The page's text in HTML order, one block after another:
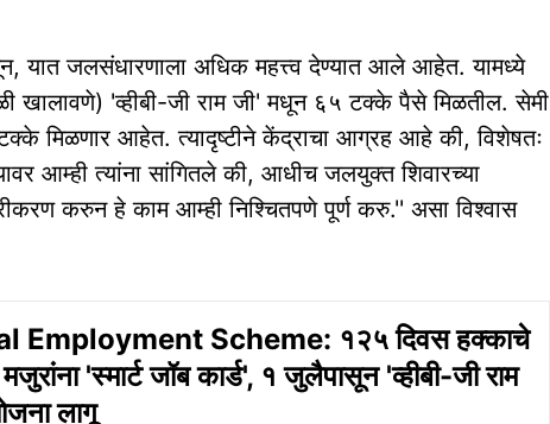
यात जलसंधारणाला अधिक महत्त्व देण्यात आले आहेत. यामध्ये
खालावणे) 'व्हीबी-जी राम जी' मधून ६५ टक्के पैसे मिळतील. सेमी
मिळणार आहेत. त्यादृष्टीने केंद्राचा आग्रह आहे की, विशेषतः
आम्ही त्यांना सांगितले की, आधीच जलयुक्त शिवारच्या
करुन हे काम आम्ही निश्चितपणे पूर्ण करु.'' असा विश्वास
Employment Scheme: १२५ दिवस हक्काचे
'स्मार्ट जॉब कार्ड', १ जुलैपासून 'व्हीबी-जी राम
लागू